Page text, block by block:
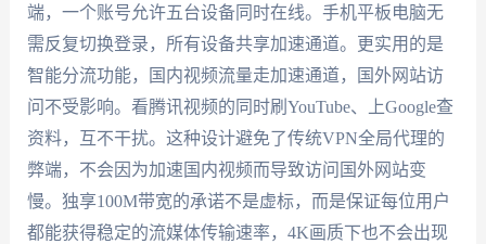
端，一个账号允许五台设备同时在线。手机平板电脑无
需反复切换登录，所有设备共享加速通道。更实用的是
智能分流功能，国内视频流量走加速通道，国外网站访
问不受影响。看腾讯视频的同时刷YouTube、上Google查
资料，互不干扰。这种设计避免了传统VPN全局代理的
弊端，不会因为加速国内视频而导致访问国外网站变
慢。独享100M带宽的承诺不是虚标，而是保证每位用户
都能获得稳定的流媒体传输速率，4K画质下也不会出现